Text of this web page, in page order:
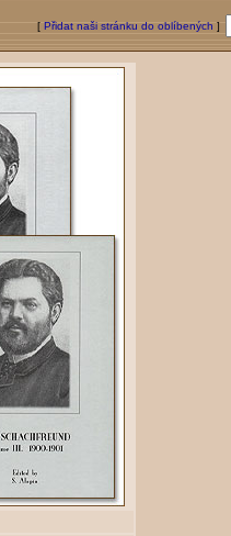
[ Přidat naši stránku do oblíbených ]